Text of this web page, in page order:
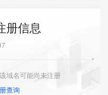
册信息
域名可能尚未注册
查询